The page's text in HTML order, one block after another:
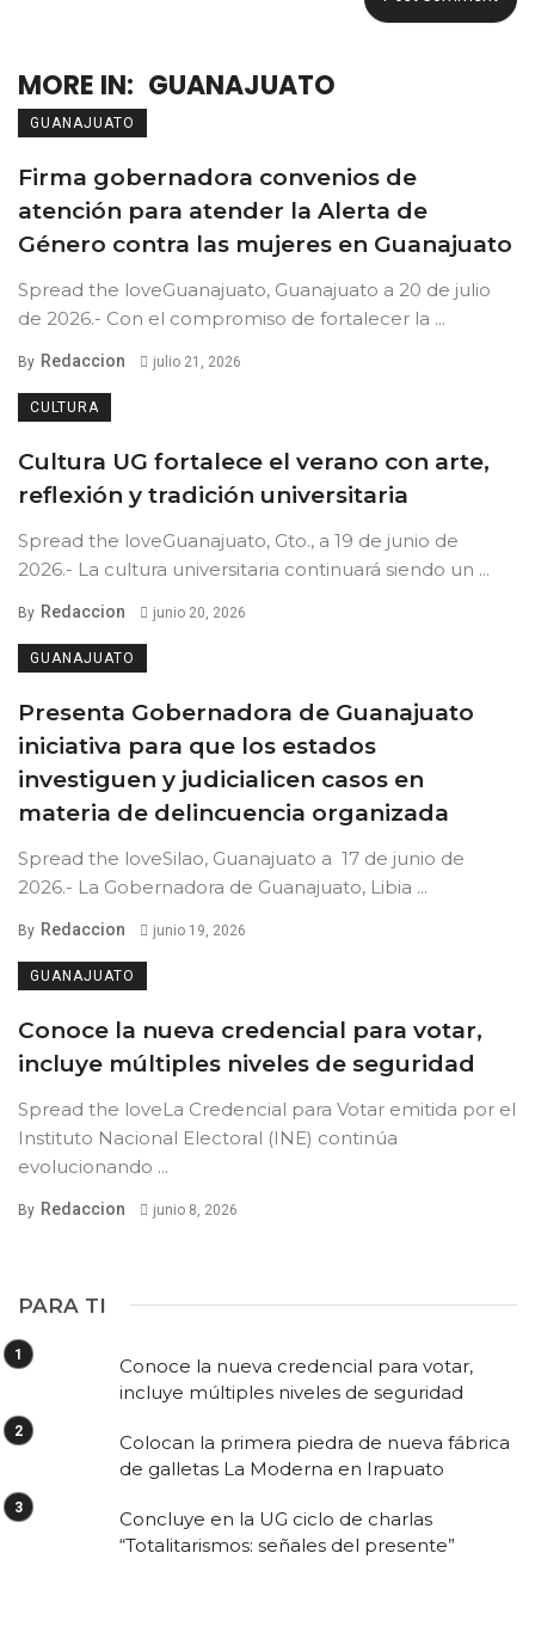
MORE IN: GUANAJUATO
GUANAJUATO
Firma gobernadora convenios de
atención para atender la Alerta de
Género contra las mujeres en Guanajuato
Spread the loveGuanajuato, Guanajuato a 20 de julio
de 2026.- Con el compromiso de fortalecer la ...
By Redaccion julio 21, 2026
CULTURA
Cultura UG fortalece el verano con arte,
reflexión y tradición universitaria
Spread the loveGuanajuato, Gto., a 19 de junio de
2026.- La cultura universitaria continuará siendo un ...
By Redaccion junio 20, 2026
GUANAJUATO
Presenta Gobernadora de Guanajuato
iniciativa para que los estados
investiguen y judicialicen casos en
materia de delincuencia organizada
Spread the loveSilao, Guanajuato a 17 de junio de
2026.- La Gobernadora de Guanajuato, Libia ...
By Redaccion junio 19, 2026
GUANAJUATO
Conoce la nueva credencial para votar,
incluye múltiples niveles de seguridad
Spread the loveLa Credencial para Votar emitida por el
Instituto Nacional Electoral (INE) continúa
evolucionando ...
By Redaccion junio 8, 2026
PARA TI
Conoce la nueva credencial para votar,
incluye múltiples niveles de seguridad
Colocan la primera piedra de nueva fábrica
de galletas La Moderna en Irapuato
Concluye en la UG ciclo de charlas
“Totalitarismos: señales del presente”